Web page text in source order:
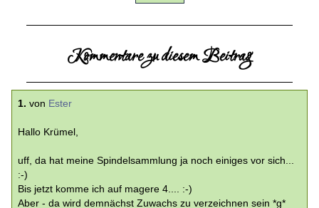
Kommentare zu diesem Beitrag
1. von Ester
Hallo Krümel,
uff, da hat meine Spindelsammlung ja noch einiges vor sich...
:-)
Bis jetzt komme ich auf magere 4.... :-)
Aber - da wird demnächst Zuwachs zu verzeichnen sein *g*